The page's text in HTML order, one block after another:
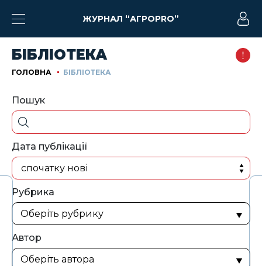
ЖУРНАЛ “АГРОPRO”
БІБЛІОТЕКА
ГОЛОВНА БІБЛІОТЕКА
Пошук
Дата публікації
спочатку нові
Рубрика
Автор